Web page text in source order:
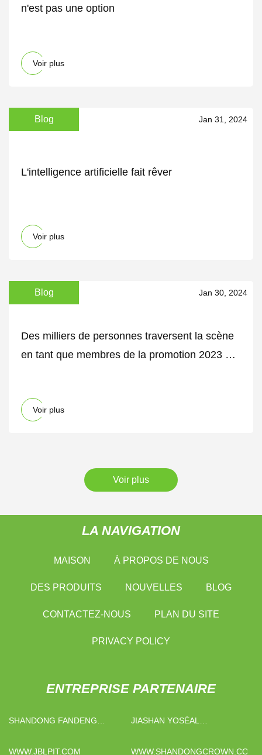
n'est pas une option
Voir plus
Blog Jan 31, 2024
L'intelligence artificielle fait rêver
Voir plus
Blog Jan 30, 2024
Des milliers de personnes traversent la scène
en tant que membres de la promotion 2023 de
Voir plus
Voir plus
LA NAVIGATION
MAISON À PROPOS DE NOUS
DES PRODUITS NOUVELLES BLOG
CONTACTEZ-NOUS PLAN DU SITE
PRIVACY POLICY
ENTREPRISE PARTENAIRE
SHANDONG FANDENG
JIASHAN YOSÉAL
CIE, LTÉE
WWW.JBLPIT.COM WWW.SHANDONGCROWN.COM